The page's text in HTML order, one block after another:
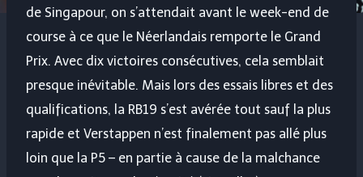
de Singapour, on s’attendait avant le week-end de
course à ce que le Néerlandais remporte le Grand
Prix. Avec dix victoires consécutives, cela semblait
presque inévitable. Mais lors des essais libres et des
qualifications, la RB19 s’est avérée tout sauf la plus
rapide et Verstappen n’est finalement pas allé plus
loin que la P5 – en partie à cause de la malchance